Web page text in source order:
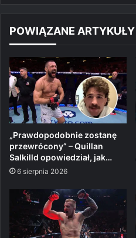
POWIĄZANE ARTYKUŁY
„Prawdopodobnie zostanę
przewrócony” – Quillan
Salkilld opowiedział, jak…
6 sierpnia 2026